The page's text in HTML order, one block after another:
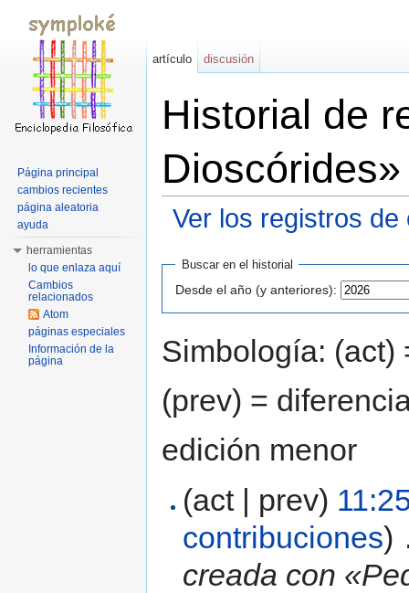
Historial de
Dioscórides»
Ver los registros de
Buscar en el historial
Desde el año (y anteriores):
Simbología: (act)
(prev) =
edición menor
(act | prev)
contribuciones)
creada con
artículo discusión
Página principal
cambios recientes
página aleatoria
ayuda
herramientas
lo que enlaza aquí
Cambios
relacionados
Atom
páginas especiales
Información de la
página